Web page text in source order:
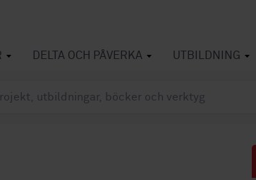
DELTA OCH PÅVERKA UTBILDNING